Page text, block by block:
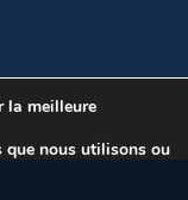
la meilleure
que nous utilisons ou